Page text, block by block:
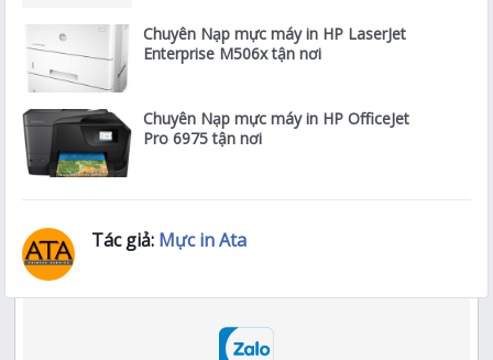
Chuyên Nạp mực máy in HP LaserJet
Enterprise M506x tận nơi
Chuyên Nạp mực máy in HP OfficeJet
Pro 6975 tận nơi
Tác giả: Mực in Ata